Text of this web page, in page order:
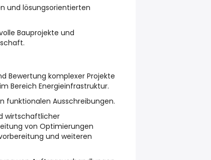
und lösungsorientierten
Bauprojekte und
Bewertung komplexer Projekte
Bereich Energieinfrastruktur.
funktionalen Ausschreibungen.
wirtschaftlicher
von Optimierungen
und weiteren